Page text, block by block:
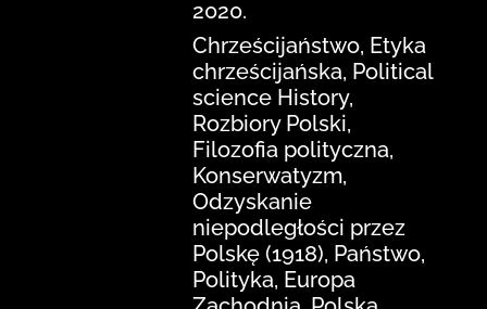
2020.
Chrześcijaństwo, Etyka
chrześcijańska, Political
science History,
Rozbiory Polski,
Filozofia polityczna,
Konserwatyzm,
Odzyskanie
niepodległości przez
Polskę (1918), Państwo,
Polityka, Europa